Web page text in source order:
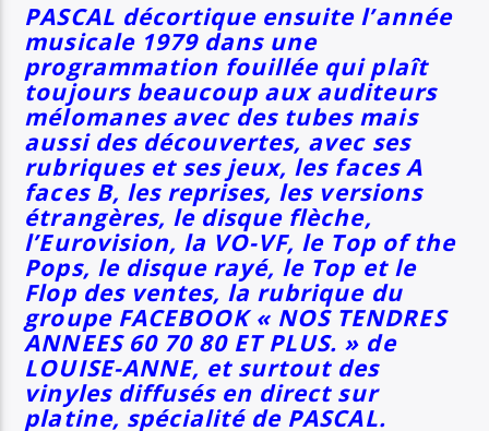
PASCAL décortique ensuite l’année
musicale 1979 dans une
programmation fouillée qui plaît
toujours beaucoup auxauditeurs
mélomanes avec des tubes mais
aussi des découvertes, avec ses
rubriques et ses jeux, les faces A
faces B, les reprises, les versions
étrangères, le disque flèche,
l’Eurovision, la VO-VF, le Top of the
Pops, le disque rayé, le Top et le
Flop des ventes, la rubrique du
groupe FACEBOOK « NOS TENDRES
ANNEES 60 70 80 ET PLUS. » de
LOUISE-ANNE, et surtout des
vinyles diffusés en direct sur
platine, spécialité de PASCAL.